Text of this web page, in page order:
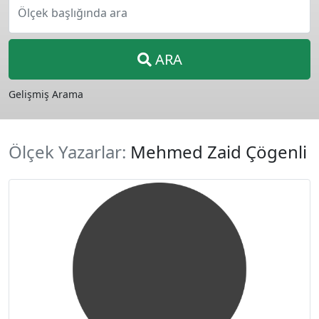
Ölçek başlığında ara
ARA
Gelişmiş Arama
Ölçek Yazarlar: Mehmed Zaid Çögenli